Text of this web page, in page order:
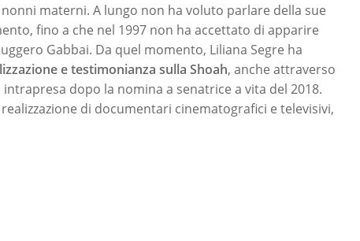
materni. A lungo non ha voluto parlare della sue
fino a che nel 1997 non ha accettato di apparire
Gabbai. Da quel momento, Liliana Segre ha
e testimonianza sulla Shoah, anche attraverso
dopo la nomina a senatrice a vita del 2018.
di documentari cinematografici e televisivi,